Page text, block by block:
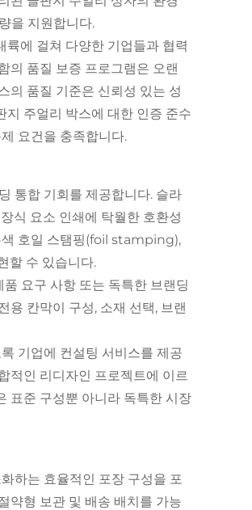
을 지원합니다.
륙에 걸쳐 다양한 기업들과 협력
의 품질 보증 프로그램은 오랜
의 품질 기준은 신뢰성 있는 성
지 주얼리 박스에 대한 인증 준수
요건을 충족합니다.
통합 기회를 제공합니다. 슬라
식 요소 인쇄에 탁월한 호환성
색 호일 스탬핑(foil stamping),
할 수 있습니다.
요구 사항 또는 독특한 브랜딩
용 칸막이 구성, 소재 선택, 브랜
기업에 컨설팅 서비스를 제공
적인 리디자인 프로젝트에 이르
표준 구성뿐 아니라 독특한 시장
하는 효율적인 포장 구성을 포
약형 보관 및 배송 배치를 가능